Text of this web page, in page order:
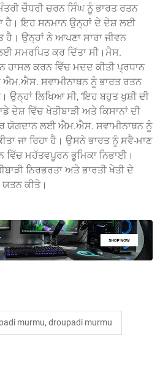
ਚੌਧਰੀ ਚਰਨ ਸਿੰਘ ਨੂੰ ਭਾਰਤ ਰਤਨ
ਹੈ। ਇਹ ਸਨਮਾਨ ਉਨ੍ਹਾਂ ਦੇ ਦੇਸ਼ ਲਈ
ਹੈ। ਉਨ੍ਹਾਂ ਨੇ ਆਪਣਾ ਸਾਰਾ ਜੀਵਨ
ਸਮਰਪਿਤ ਕਰ ਦਿੱਤਾ ਸੀ।ਮੈਸ.
ਹਾਸਲ ਕਰਨ ਵਿੱਚ ਮਦਦ ਕੀਤੀ ਪ੍ਰਧਾਨ
ਐਮ.ਐਸ. ਸਵਾਮੀਨਾਥਨ ਨੂੰ ਭਾਰਤ ਰਤਨ
ਉਨ੍ਹਾਂ ਲਿਖਿਆ ਸੀ, ‘ਇਹ ਬਹੁਤ ਖੁਸ਼ੀ ਦੀ
ਦੇਸ਼ ਵਿੱਚ ਖੇਤੀਬਾੜੀ ਅਤੇ ਕਿਸਾਨਾਂ ਦੀ
ਯੋਗਦਾਨ ਲਈ ਐਮ.ਐਸ. ਸਵਾਮੀਨਾਥਨ ਨੂੰ
ਜਾ ਰਿਹਾ ਹੈ। ਉਸਨੇ ਭਾਰਤ ਨੂੰ ਸਵੈ-ਮਾਣ
ਮਹੱਤਵਪੂਰਨ ਭੂਮਿਕਾ ਨਿਭਾਈ।
ਨਿਰਭਰਤਾ ਅਤੇ ਭਾਰਤੀ ਖੇਤੀ ਦੇ
ਕੀਤੇ।
murmu, droupadi murmu